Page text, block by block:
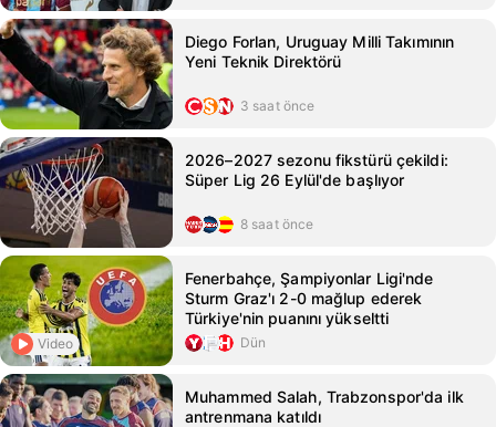
Diego Forlan, Uruguay Milli Takımının
Yeni Teknik Direktörü
3 saat önce
2026–2027 sezonu fikstürü çekildi:
Süper Lig 26 Eylül'de başlıyor
8 saat önce
Video
Fenerbahçe, Şampiyonlar Ligi'nde
Sturm Graz'ı 2-0 mağlup ederek
Türkiye'nin puanını yükseltti
Dün
Muhammed Salah, Trabzonspor'da ilk
antrenmana katıldı